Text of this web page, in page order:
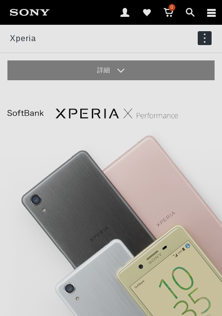
0
Xperia
詳細
パフォーマンス ディスプレイ
ユーザビリティ
アプリ＆サービス
ギャラリー